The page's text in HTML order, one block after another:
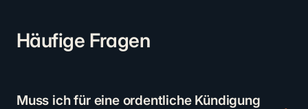
Häufige Fragen
Muss ich für eine ordentliche Kündigung